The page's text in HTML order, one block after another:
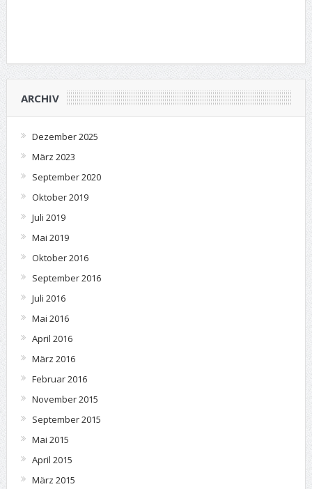
ARCHIV
Dezember 2025
März 2023
September 2020
Oktober 2019
Juli 2019
Mai 2019
Oktober 2016
September 2016
Juli 2016
Mai 2016
April 2016
März 2016
Februar 2016
November 2015
September 2015
Mai 2015
April 2015
März 2015